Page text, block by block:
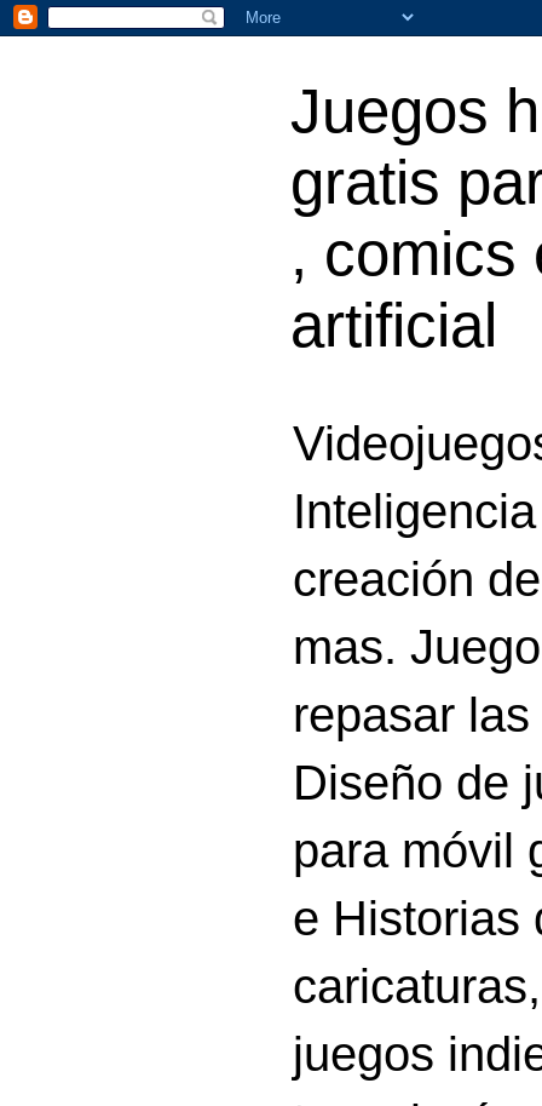
Juegos
gratis
, comics
artificial
creación
mas.
repasar
Diseño de
para móvil
e Historias
juegos